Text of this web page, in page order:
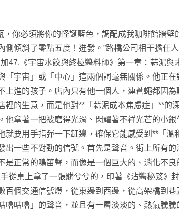
你必須將你的怪誕藍色，調配成我咖啡館牆
傾斜了零點五度！迸發。”路橋公司相干擔任人
47.《宇宙水餃與終極醬料師》第一章：蒜泥與
宇宙」或「中心」這兩個詞毫無關係。他正
進的孩子。店內只有他一個人，連蒼蠅都因
的生意，而是他對**「蒜泥成本焦慮症」**的
拿著一把被磨得光滑、閃耀著不祥光芒的小
要用手指彈一下缸邊，確保它能感受到**「溫
出一些不對勁的信號。首先是聲音。街上所有
是正常的鳴笛聲，而像是一個巨大的、消化不
從桌上拿了一張髒兮兮的，印著《沾醬秘笈》
個交通信號燈，從東邊到西邊，從高架橋到
咕嚕」的聲音，並且有一層淡淡的、熱氣騰騰